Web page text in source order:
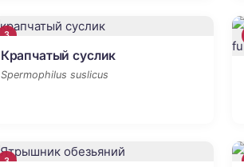
3
Крапчатый суслик
Spermophilus suslicus
3